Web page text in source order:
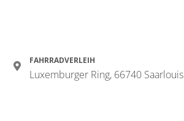
FAHRRADVERLEIH
Luxemburger Ring, 66740 Saarlouis